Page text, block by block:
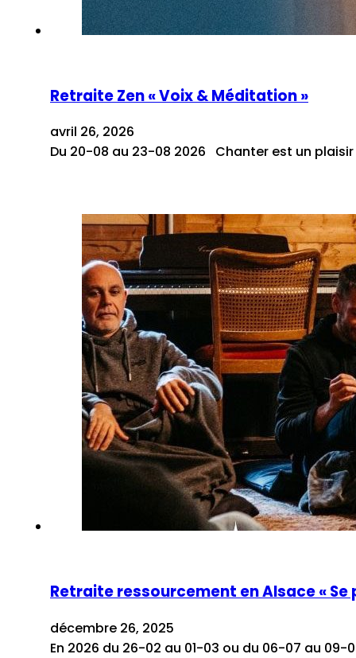
Retraite Zen « Voix & Méditation »
avril 26, 2026
Du 20-08 au 23-08 2026 Chanter est un
Retraite ressourcement en Alsace «
décembre 26, 2025
En 2026 du 26-02 au 01-03 ou du 06-07 au